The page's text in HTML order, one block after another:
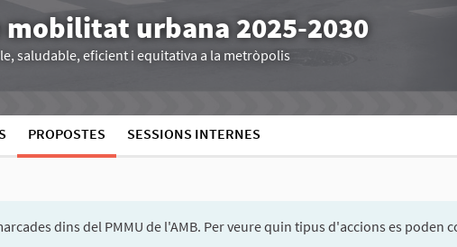
urbana 2025-2030
saludable, eficient i equitativa a la metròpolis
PROPOSTES SESSIONS INTERNES
dins del PMMU de l'AMB. Per veure quin tipus d'accions es poden